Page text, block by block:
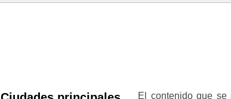
El contenido que se